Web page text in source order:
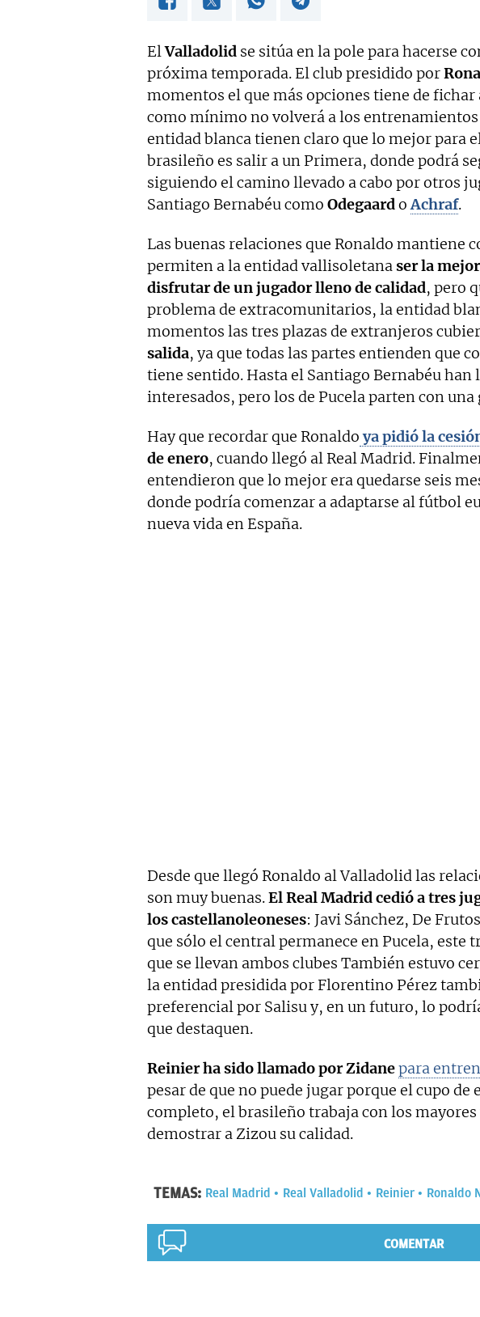
ElValladolid se sitúa en la pole para hacerse
próxima temporada. El club presidido por
momentos el que más opciones tiene de
como mínimo no volverá a los entrenamientos
entidad blanca tienen claro que lo mejor para
brasileño es salir a un Primera, donde podrá
siguiendo el camino llevado a cabo por otros
Santiago Bernabéu como OdegaardoAchraf.
Las buenas relaciones que Ronaldo mantiene
permiten a la entidad vallisoletanaser la
disfrutar de un jugador lleno de calidad, pero
problema de extracomunitarios, la entidad
momentos las tres plazas de extranjeros
salida, ya que todas las partes entienden que
tiene sentido. Hasta el Santiago Bernabéu han
interesados, pero los de Pucela parten con
Hay que recordar que Ronaldoya pidió la
de enero, cuando llegó al Real Madrid.
entendieron que lo mejor era quedarse seis
donde podría comenzar a adaptarse al fútbol
nueva vida en España.
Desde que llegó Ronaldo al Valladolid las
son muy buenas.El Real Madrid cedió a tres
los castellanoleoneses: Javi Sánchez, De
que sólo el central permanece en Pucela, este
que se llevan ambos clubes También estuvo
la entidad presidida por Florentino Pérez
preferencial por Salisu y, en un futuro, lo
que destaquen.
Reinier ha sido llamado por Zidanepara
pesar de que no puede jugar porque el cupo
completo, el brasileño trabaja con los
demostrar a Zizou su calidad.
TEMAS: Real Madrid Real Valladolid Reinier Ronaldo
COMENTAR